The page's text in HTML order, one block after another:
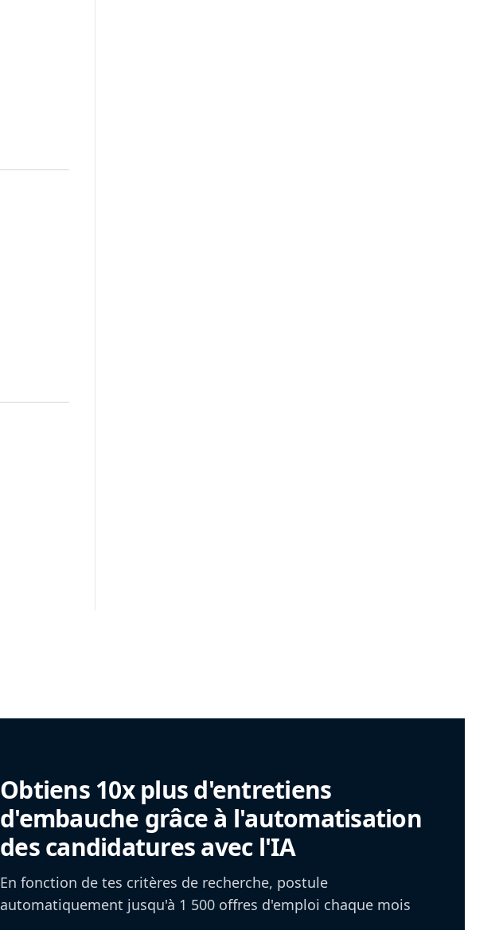
Obtiens 10x plus d'entretiens
d'embauche grâce à l'automatisation
des candidatures avec l'IA
En fonction de tes critères de recherche, postule
automatiquement jusqu'à 1 500 offres d'emploi chaque mois